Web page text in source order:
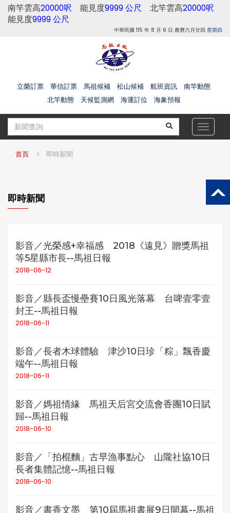
南竿雲高20000呎 能見度9999 公尺 北竿雲高20000呎
能見度9999 公尺
中華民國 115 年 8 月 6 日 農曆六月廿四 星期四
立榮訂票 華信訂票 馬祖候補 松山候補 航班資訊
南竿動態
北竿動態
天候監測網 海運訂位 海象預報
Toggle
首頁 即時新聞
即時新聞
影音／光榮感+幸福感 2018《遠見》贈獎馬祖
等5星縣市長--馬祖日報
2018-06-12
影音／縣長盃慢壘賽10日風光落幕 台啤壹零壹
封王--馬祖日報
2018-06-11
影音／長者木球體驗 津沙10日珍「粽」飄香慶
端午--馬祖日報
2018-06-11
影音／媽祖情緣 馬祖天后宮交流會香團10日賦
歸--馬祖日報
2018-06-10
影音／「拍棍麵」古早漁事點心 山隴社協10日
長者集體記憶--馬祖日報
2018-06-10
影音／書香文墨 第10屆馬祖書展9日開幕--馬祖